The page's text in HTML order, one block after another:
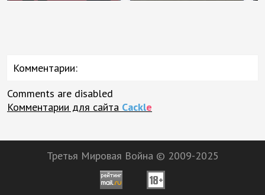
Комментарии:
Comments are disabled
Комментарии для сайта Cackle
Третья Мировая Война © 2009-2025